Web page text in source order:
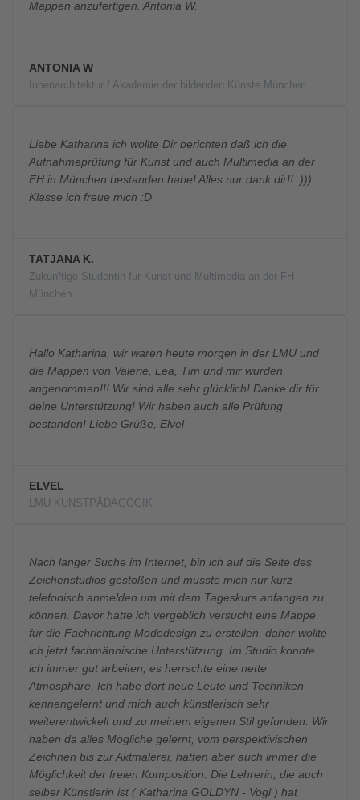
Mappen anzufertigen. Antonia W.
ANTONIA W
Innenarchitektur / Akademie der bildenden Künste München
Liebe Katharina ich wollte Dir berichten daß ich die
Aufnahmeprüfung für Kunst und auch Multimedia an der
FH in München bestanden habe! Alles nur dank dir!! :)))
Klasse ich freue mich :D
TATJANA K.
Zukünftige Studentin für Kunst und Multimedia an der FH
München
Hallo Katharina, wir waren heute morgen in der LMU und
die Mappen von Valerie, Lea, Tim und mir wurden
angenommen!!! Wir sind alle sehr glücklich! Danke dir für
deine Unterstützung! Wir haben auch alle Prüfung
bestanden! Liebe Grüße, Elvel
ELVEL
LMU KUNSTPÄDAGOGIK
Nach langer Suche im Internet, bin ich auf die Seite des
Zeichenstudios gestoßen und musste mich nur kurz
telefonisch anmelden um mit dem Tageskurs anfangen zu
können. Davor hatte ich vergeblich versucht eine Mappe
für die Fachrichtung Modedesign zu erstellen, daher wollte
ich jetzt fachmännische Unterstützung. Im Studio konnte
ich immer gut arbeiten, es herrschte eine nette
Atmosphäre. Ich habe dort neue Leute und Techniken
kennengelernt und mich auch künstlerisch sehr
weiterentwickelt und zu meinem eigenen Stil gefunden. Wir
haben da alles Mögliche gelernt, vom perspektivischen
Zeichnen bis zur Aktmalerei, hatten aber auch immer die
Möglichkeit der freien Komposition. Die Lehrerin, die auch
selber Künstlerin ist ( Katharina GOLDYN - Vogl ) hat